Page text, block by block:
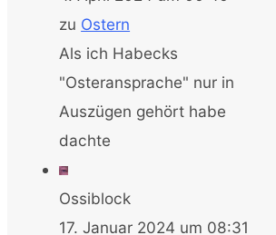
zu Ostern
Als ich Habecks
"Osteransprache" nur in
Auszügen gehört habe
dachte
Ossiblock
17. Januar 2024 um 08:31